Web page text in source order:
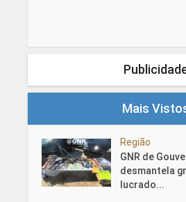
Mais
Região
GNR de
desmantela
lucrado...